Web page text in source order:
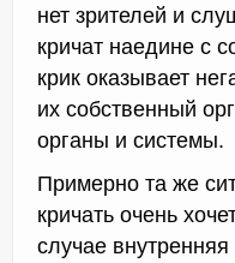
нет зрителей и
кричат наедине с
крик оказывает
их собственный
органы и системы.
Примерно та же
кричать очень
случае